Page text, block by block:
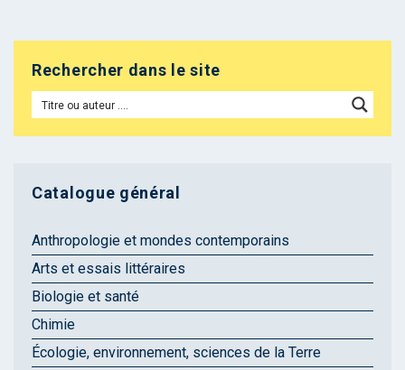
Rechercher dans le site
Catalogue général
Anthropologie et mondes contemporains
Arts et essais littéraires
Biologie et santé
Chimie
Écologie, environnement, sciences de la Terre